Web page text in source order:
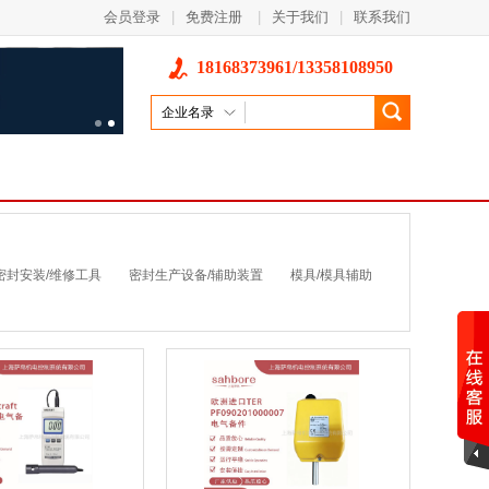
会员登录 免费注册 关于我们 联系我们
18168373961/13358108950
企业名录
封安装/维修工具 密封生产设备/辅助装置 模具/模具辅助